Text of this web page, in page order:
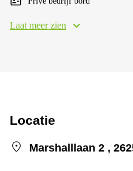
Laat meer zien
Locatie
Marshalllaan 2 ,